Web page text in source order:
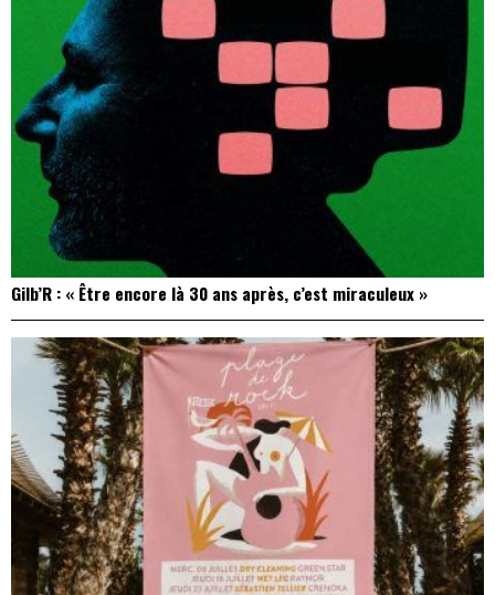
Gilb’R : « Être encore là 30 ans après, c’est miraculeux »